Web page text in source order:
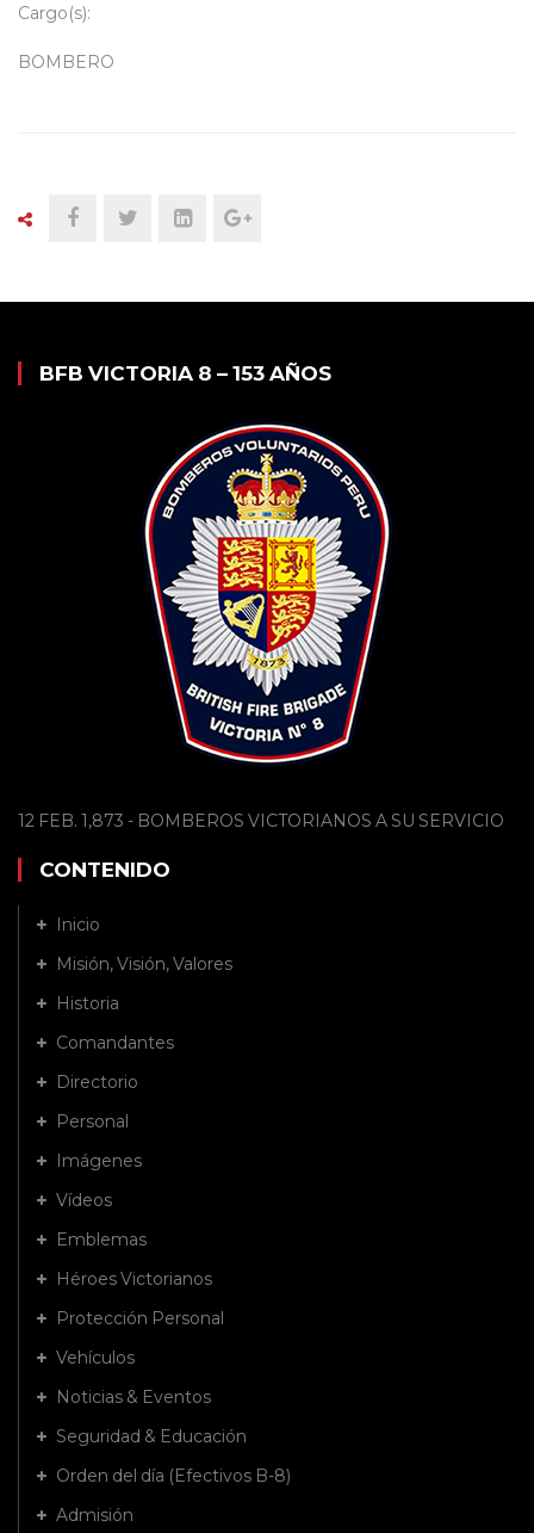
Cargo(s):
BOMBERO
BFB VICTORIA 8 – 153 AÑOS
12 FEB. 1,873 - BOMBEROS VICTORIANOS A SU SERVICIO
CONTENIDO
Inicio
Misión, Visión, Valores
Historia
Comandantes
Directorio
Personal
Imágenes
Vídeos
Emblemas
Héroes Victorianos
Protección Personal
Vehículos
Noticias & Eventos
Seguridad & Educación
Orden del día (Efectivos B-8)
Admisión